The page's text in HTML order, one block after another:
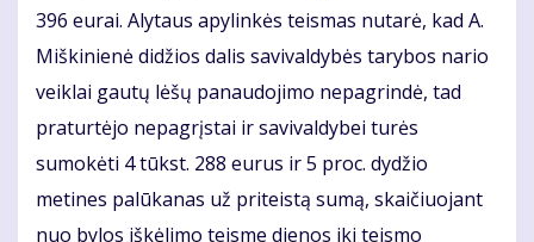
396 eurai. Alytaus apylinkės teismas nutarė, kad A.
Miškinienė didžios dalis savivaldybės tarybos nario
veiklai gautų lėšų panaudojimo nepagrindė, tad
praturtėjo nepagrįstai ir savivaldybei turės
sumokėti 4 tūkst. 288 eurus ir 5 proc. dydžio
metines palūkanas už priteistą sumą, skaičiuojant
nuo bylos iškėlimo teisme dienos iki teismo